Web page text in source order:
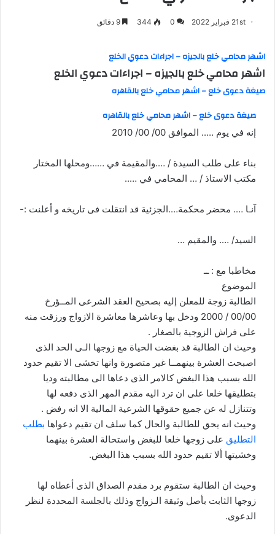
21st فبراير 2022 0
344
اشهر محامي خلع بالجيزه – اجراءات دعوي الخلع
اشهر محامي خلع بالجيزه – اجراءات دعوي الخلع
صيغة دعوى خلع – اشهر محامي خلع بالقاهره
صيغة دعوى خلع – اشهر محامي خلع بالقاهره
إنه في يوم ….. الموافق 00/ 00/ 2010
بناء على طلب السيدة / ….والمقيمة في ……ومحلها المختار
مكتب الاستاذ / … المحامي في …..
آنـا …. محضر محكمة….الجزئية قد انتقلت فى تاريخه و أعلنت :-
السيد/ …. والمقيم …
مخاطبا مع : ــ
الموضوع
الطالبة زوجة للمعلن إليه بصحيح العقد الشرعى المــؤرخ
00/00 / 2000 ودخل بها وعاشرها معاشرة الازواج ورزقت منه
على فراش الزوجية بالصغار .
وحيث ان الطالبة قد بغضت الحياة مع زوجها الـى الحد الذى
اصبحت العشرة بينهمــا غير متصورة وانها تخشى الا تقيم حدود
الله بسبب هذا البغض كالامر الذى دعاها الى مطالبته وديا
بتطليقها خلعا على ان ترد اليه مقدم المهر الذى دفعه لها
وتتنازل له عن جميع حقوقها الشرعية المالية الا انه رفض .
وحيث انه يحق للطالبة والحال كما سلف ان تقيم دعواها بطلب
التطليق على زوجها خلعا للبغض واستحالة العشرة بينهما
وخشيتها ألا تقيم حدود الله بسبب هذا البغض.
وحيث ان الطالبة ستقوم برد مقدم الصداق الذى أعطاه لها
زوجها الثابت بأصل وثيقة الـزواج وذلك بالجلسة المحددة لنظر
الدعوى.